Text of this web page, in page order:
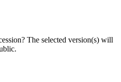
The selected version(s) will